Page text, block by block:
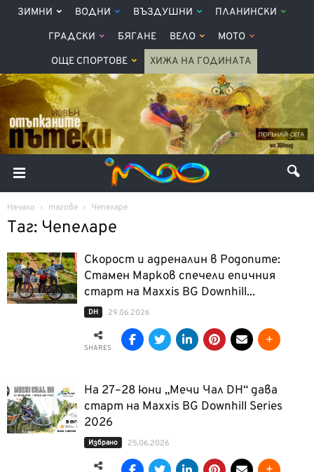
ЗИМНИ ВОДНИ ВЪЗДУШНИ ПЛАНИНСКИ
ГРАДСКИ БЯГАНЕ ВЕЛО МОТО
ОЩЕ СПОРТОВЕ ХИЖА НА ГОДИНАТА
Начало тагове Чепеларе
Таг: Чепеларе
Скорост и адреналин в Родопите:
Стамен Марков спечели епичния
старт на Maxxis BG Downhill...
DH 29.06.2026
SHARES
На 27–28 юни „Мечи Чал DH“ дава
старт на Maxxis BG Downhill Series
2026
Избрано 25.06.2026